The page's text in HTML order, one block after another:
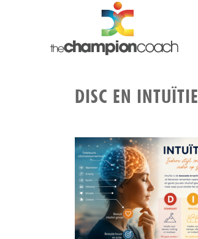
DISC EN INTUÏTIE